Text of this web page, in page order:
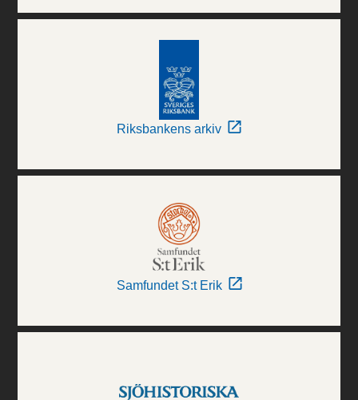
Riksbankens arkiv
Samfundet S:t Erik